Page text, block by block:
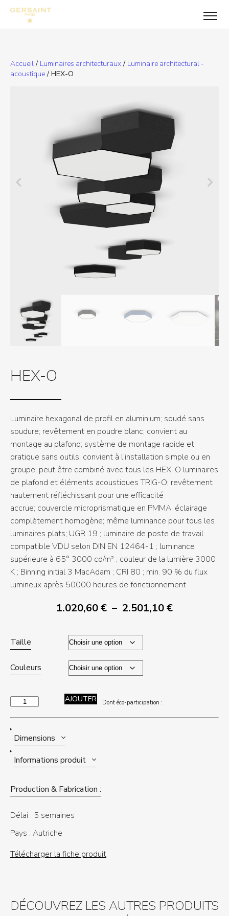
Accueil/ Luminaires architecturaux/ Luminaire architectural -
acoustique/ HEX-O
HEX-O
Luminaire hexagonal de profil en aluminium; soudé sans
soudure; revêtement en poudre blanc; convient au
montage au plafond; système de montage rapide et
pratique sans outils; convient à l’installation simple ou en
groupe; peut être combiné avec tous les HEX-O luminaires
de plafond et éléments acoustiques TRIG-O; revêtement
hautement réfléchissant pour une efficacité
accrue; couvercle microprismatique en PMMA; éclairage
complètement homogène; même luminance pour tous les
luminaires plats; UGR 19 ; luminaire de poste de travail
compatible VDU selon DIN EN 12464-1 ; luminance
supérieure à 65° 3000 cd/m² ; couleur de la lumière 3000
K ; Binning initial 3 MacAdam ; CRI 80 ; min. 90 % du flux
lumineux après 50000 heures de fonctionnement
1.020,60€ – 2.501,10€Plage
Taille
Couleurs
quantité
O
AJOUTER Dont éco-participation :
Dimensions
Informations produit
Production & Fabrication :
Délai : 5 semaines
Pays : Autriche
Télécharger la fiche produit
DÉCOUVREZ LES AUTRES PRODUITS